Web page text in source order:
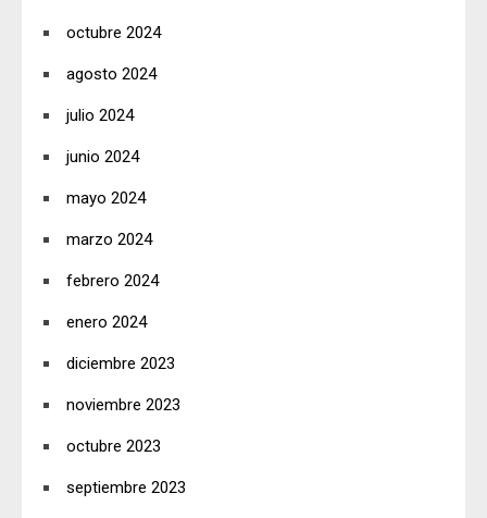
octubre 2024
agosto 2024
julio 2024
junio 2024
mayo 2024
marzo 2024
febrero 2024
enero 2024
diciembre 2023
noviembre 2023
octubre 2023
septiembre 2023